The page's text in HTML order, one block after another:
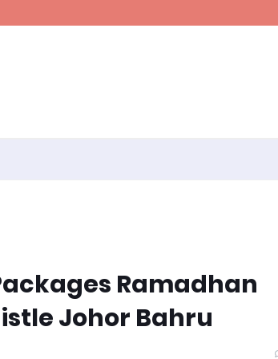
Ramadhan
Johor Bahru